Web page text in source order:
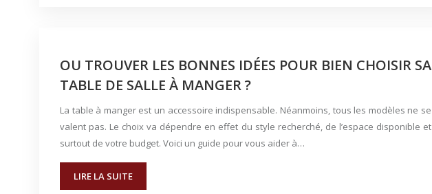
OU TROUVER LES BONNES IDÉES POUR BIEN CHOISIR SA
TABLE DE SALLE À MANGER ?
La table à manger est un accessoire indispensable. Néanmoins, tous les modèles ne se
valent pas. Le choix va dépendre en effet du style recherché, de l’espace disponible et
surtout de votre budget. Voici un guide pour vous aider à…
LIRE LA SUITE